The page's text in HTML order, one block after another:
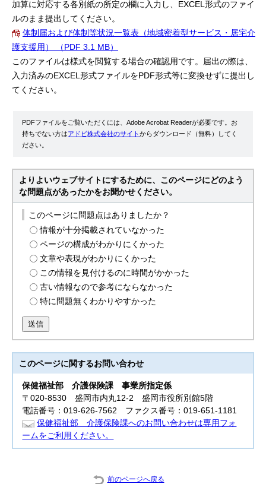
加算に対応する各別紙の所定の欄に入力し、EXCEL形式のファイ
ルのまま提出してください。
体制届および体制等状況一覧表（地域密着型サービス・居宅介
護支援用） （PDF 3.1 MB）
このファイルは様式を閲覧する場合の確認用です。届出の際は、
入力済みのEXCEL形式ファイルをPDF形式等に変換せずに提出し
てください。
PDFファイルをご覧いただくには、Adobe Acrobat Readerが必要です。お
持ちでない方はアドビ株式会社のサイトからダウンロード（無料）してく
ださい。
よりよいウェブサイトにするために、このページにどのよう
な問題点があったかをお聞かせください。
このページに問題点はありましたか？
情報が十分掲載されていなかった
ページの構成がわかりにくかった
文章や表現がわかりにくかった
この情報を見付けるのに時間がかかった
古い情報なので参考にならなかった
特に問題無くわかりやすかった
送信
このページに関するお問い合わせ
保健福祉部介護保険課 事業所指定係
〒020-8530 盛岡市内丸12-2 盛岡市役所別館5階
電話番号：019-626-7562 ファクス番号：019-651-1181
保健福祉部 介護保険課へのお問い合わせは専用フォ
ームをご利用ください。
前のページへ戻る